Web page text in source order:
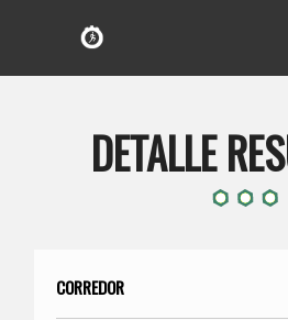
DETALLE
CORREDOR